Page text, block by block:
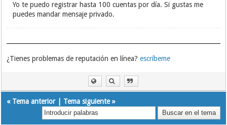
Yo te puedo registrar hasta 100 cuentas por día. Si gustas me
puedes mandar mensaje privado.
¿Tienes problemas de reputación en línea?escríbeme
« Tema anterior| Tema siguiente»